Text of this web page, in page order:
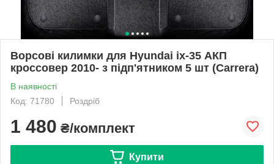
Ворсові килимки для Hyundai ix-35 АКП
кроссовер 2010- з підп'ятником 5 шт (Carrera)
В наявності
Код: 71780
Роздріб
1 480 ₴/комплект
Купити